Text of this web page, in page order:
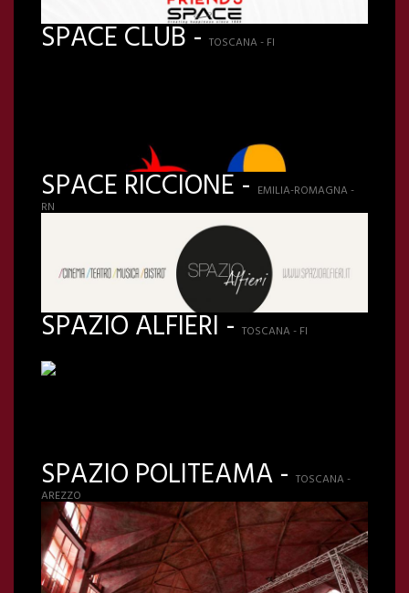
SPACE CLUB -TOSCANA - FI
SPACE RICCIONE -EMILIA-ROMAGNA -
RN
SPAZIO ALFIERI -TOSCANA - FI
SPAZIO POLITEAMA - TOSCANA -
AREZZO